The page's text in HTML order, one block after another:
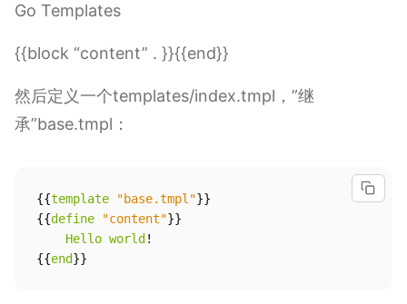
Go Templates
{{block “content” . }}{{end}}
然后定义一个templates/index.tmpl，”继
承”base.tmpl：
{{template "base.tmpl"}}
{{define "content"}}
Hello world !
{{end}}